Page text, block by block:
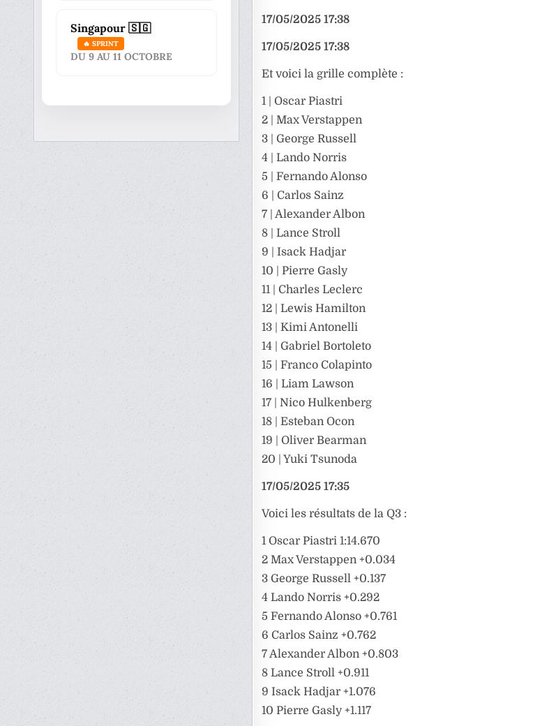
17/05/2025 17:38
17/05/2025 17:38
Et voici la grille complète :
1 | Oscar Piastri
2 | Max Verstappen
3 | George Russell
4 | Lando Norris
5 | Fernando Alonso
6 | Carlos Sainz
7 | Alexander Albon
8 | Lance Stroll
9 | Isack Hadjar
10 | Pierre Gasly
11 | Charles Leclerc
12 | Lewis Hamilton
13 | Kimi Antonelli
14 | Gabriel Bortoleto
15 | Franco Colapinto
16 | Liam Lawson
17 | Nico Hulkenberg
18 | Esteban Ocon
19 | Oliver Bearman
20 | Yuki Tsunoda
17/05/2025 17:35
Voici les résultats de la Q3 :
1 Oscar Piastri 1:14.670
2 Max Verstappen +0.034
3 George Russell +0.137
4 Lando Norris +0.292
5 Fernando Alonso +0.761
6 Carlos Sainz +0.762
7 Alexander Albon +0.803
8 Lance Stroll +0.911
9 Isack Hadjar +1.076
10 Pierre Gasly +1.117
Singapour 🇸🇬
🔥 SPRINT
DU 9 AU 11 OCTOBRE